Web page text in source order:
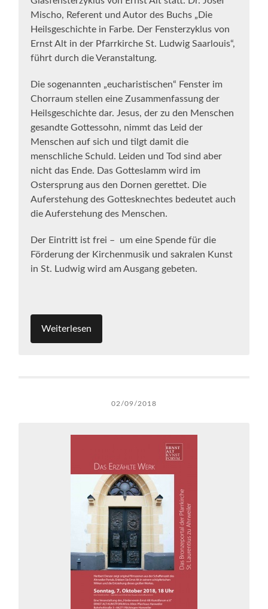
Mischo, Referent und Autor des Buchs „Die
Heilsgeschichte in Farbe. Der Fensterzyklus von
Ernst Alt in der Pfarrkirche St. Ludwig Saarlouis“,
führt durch die Veranstaltung.
Die sogenannten „eucharistischen“ Fenster im
Chorraum stellen eine Zusammenfassung der
Heilsgeschichte dar. Jesus, der zu den Menschen
gesandte Gottessohn, nimmt das Leid der
Menschen auf sich und tilgt damit die
menschliche Schuld. Leiden und Tod sind aber
nicht das Ende. Das Gotteslamm wird im
Ostersprung aus den Dornen gerettet. Die
Auferstehung des Gottesknechtes bedeutet auch
die Auferstehung des Menschen.
Der Eintritt ist frei – um eine Spende für die
Förderung der Kirchenmusik und sakralen Kunst
in St. Ludwig wird am Ausgang gebeten.
Weiterlesen
02/09/2018